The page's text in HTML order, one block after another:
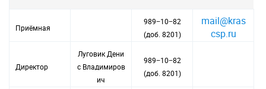
Приёмная
989−10−82
(доб. 8201)
mail@kras
csp.ru
Директор
Луговик Дени
с Владимиров
ич
989−10−82
(доб. 8201)